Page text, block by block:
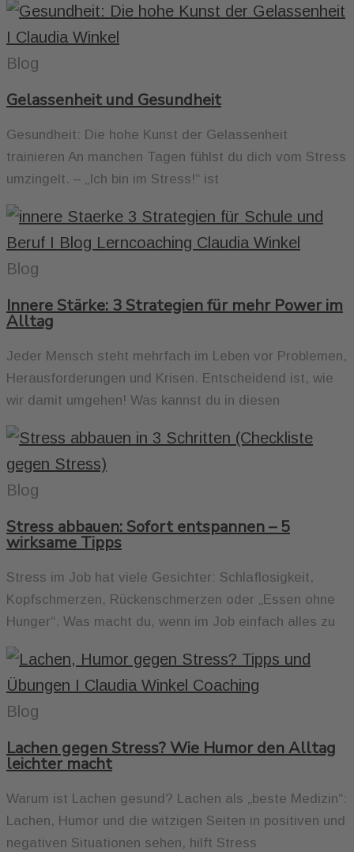
Blog
Gelassenheit und Gesundheit
Gesundheit: Die hohe Kunst der Gelassenheit
trainieren An manchen Tagen fühlst du dich vom Stress
umzingelt. – „Ich bin im Stress!“ ist
Blog
Innere Stärke: 3 Strategien für mehr Power im
Alltag
Jeder Mensch steht mehrfach im Leben vor Problemen,
Herausforderungen und Krisen. Entscheidend ist, wie
wir damit umgehen! Was kannst du in diesen
Blog
Stress abbauen: Sofort entspannen – 5
wirksame Tipps
Stress im Job hat viele Gesichter: Schlaflosigkeit,
Kopfschmerzen, Rückenschmerzen oder „Essen ohne
Hunger“. Was macht du, wenn im Job einfach alles zu
Blog
Lachen gegen Stress? Wie Humor den Alltag
leichter macht
Warum ist Lachen gesund? Lachen als „beste Medizin“:
Lachen, Humor und die witzigen Seiten in positiven und
negativen Situationen sehen, hilft Stress